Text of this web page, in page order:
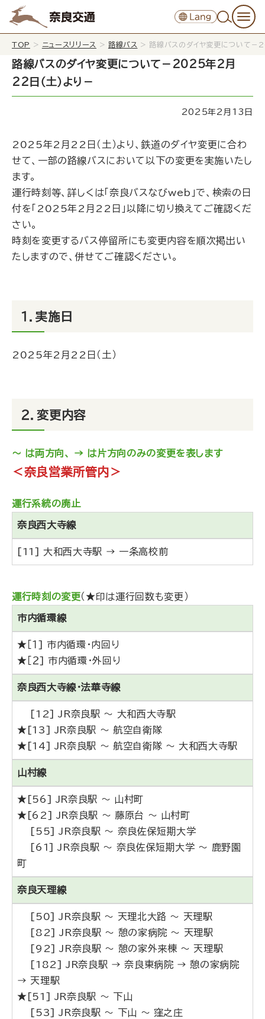
TOP > ニュースリリース > 路線バス > 路線バスのダイヤ変更について－
路線バスのダイヤ変更について－2025年2月
22日（土）より－
2025年2月13日
2025年2月22日（土）より、鉄道のダイヤ変更に合わ
せて、一部の路線バスにおいて以下の変更を実施いたし
ます。
運行時刻等、詳しくは「奈良バスなびweb 」で、検索の日
付を「2025年2月22日」以降に切り換えてご確認くだ
さい。
時刻を変更するバス停留所にも変更内容を順次掲出い
たしますので、併せてご確認ください。
１．実施日
2025年2月22日（土）
２．変更内容
～ は両方向、 → は片方向のみの変更を表します
＜奈良営業所管内＞
運行系統の廃止
奈良西大寺線
[11] 大和西大寺駅 → 一条高校前
運行時刻の変更（★印は運行回数も変更）
市内循環線
★［１] 市内循環・内回り
★［２] 市内循環・外回り
奈良西大寺線・法華寺線
[12] JR奈良駅 ～ 大和西大寺駅
★[13] JR奈良駅 ～ 航空自衛隊
★[14] JR奈良駅 ～ 航空自衛隊 ～ 大和西大寺駅
山村線
★[56] JR奈良駅 ～ 山村町
★[62] JR奈良駅 ～ 藤原台 ～ 山村町
[55] JR奈良駅 ～ 奈良佐保短期大学
[61] JR奈良駅 ～ 奈良佐保短期大学 ～ 鹿野園
町
奈良天理線
[50] JR奈良駅 ～ 天理北大路 ～ 天理駅
[82] JR奈良駅 ～ 憩の家病院 ～ 天理駅
[92] JR奈良駅 ～ 憩の家外来棟 ～ 天理駅
[182] JR奈良駅 → 奈良東病院 → 憩の家病院
→ 天理駅
★[51] JR奈良駅 ～ 下山
[53] JR奈良駅 ～ 下山 ～ 窪之庄